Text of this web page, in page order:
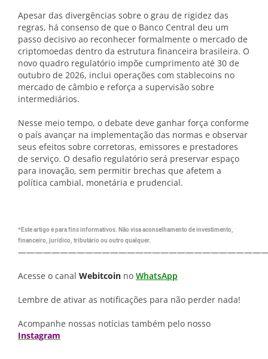
Apesar das divergências sobre o grau de rigidez das
regras, há consenso de que o Banco Central deu um
passo decisivo ao reconhecer formalmente o mercado de
criptomoedas dentro da estrutura financeira brasileira. O
novo quadro regulatório impõe cumprimento até 30 de
outubro de 2026, inclui operações com stablecoins no
mercado de câmbio e reforça a supervisão sobre
intermediários.
Nesse meio tempo, o debate deve ganhar força conforme
o país avançar na implementação das normas e observar
seus efeitos sobre corretoras, emissores e prestadores
de serviço. O desafio regulatório será preservar espaço
para inovação, sem permitir brechas que afetem a
política cambial, monetária e prudencial.
*Este artigo é para fins informativos. Não visa aconselhamento de investimento,
financeiro, jurídico, tributário ou outro qualquer.
Acesse o canal Webitcoin no WhatsApp
Lembre de ativar as notificações para não perder nada!
Acompanhe nossas notícias também pelo nosso
Instagram